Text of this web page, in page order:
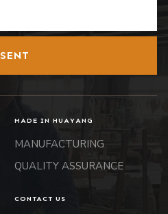
SENT
MADE IN HUAYANG
MANUFACTURING
QUALITY ASSURANCE
CONTACT US